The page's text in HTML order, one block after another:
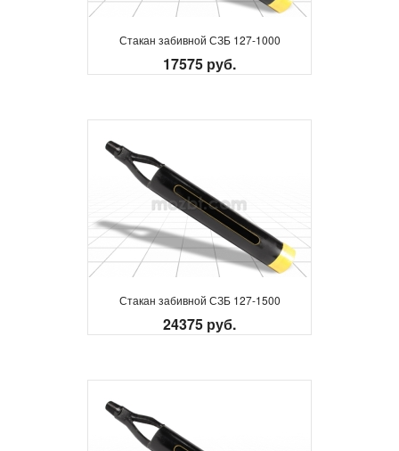
Стакан забивной СЗБ 127-1000
17575 руб.
Стакан забивной СЗБ 127-1500
24375 руб.